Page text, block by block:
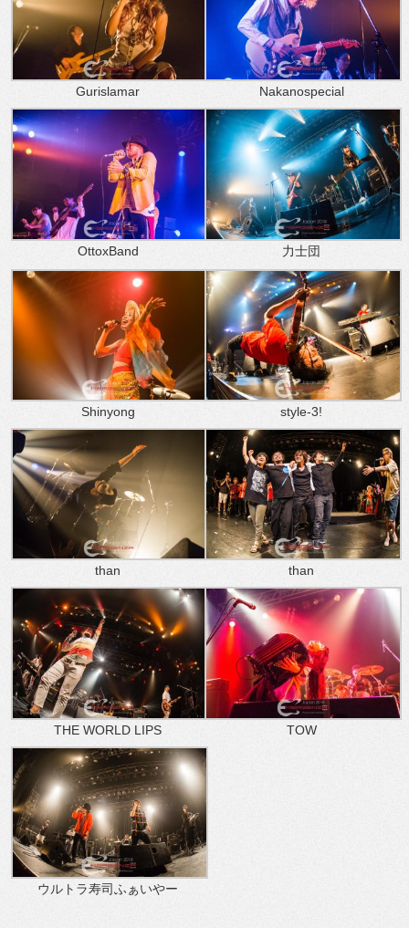
Gurislamar Nakanospecial
OttoxBand 力士団
Shinyong style-3!
than than
THE WORLD LIPS TOW
ウルトラ寿司ふぁいやー